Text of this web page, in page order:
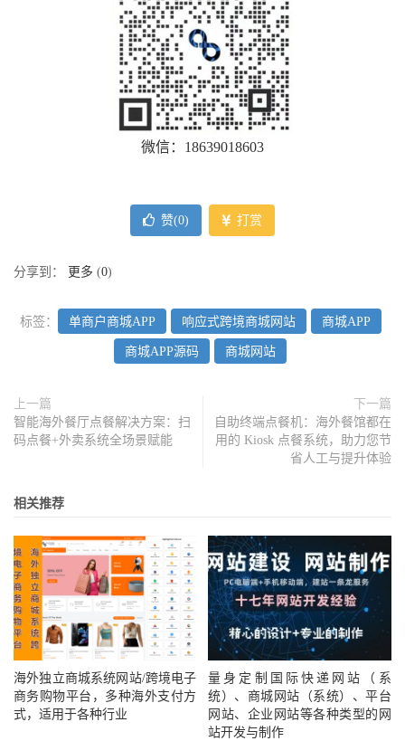
微信：18639018603
赞(0) 打赏
分享到： 更多 (0)
标签： 单商户商城APP 响应式跨境商城网站 商城APP
商城APP源码 商城网站
上一篇
智能海外餐厅点餐解决方案：扫
码点餐+外卖系统全场景赋能
下一篇
自助终端点餐机：海外餐馆都在
用的 Kiosk 点餐系统，助力您节
省人工与提升体验
相关推荐
海外独立商城系统网站/跨境电子
商务购物平台，多种海外支付方
式，适用于各种行业
量身定制国际快递网站（系
统）、商城网站（系统）、平台
网站、企业网站等各种类型的网
站开发与制作